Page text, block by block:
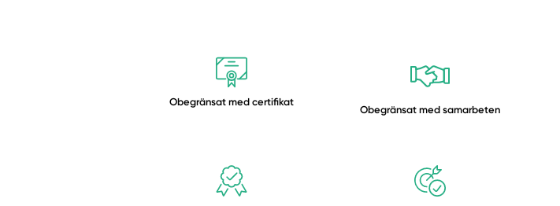
Obegränsat med certifikat
Obegränsat med samarbeten